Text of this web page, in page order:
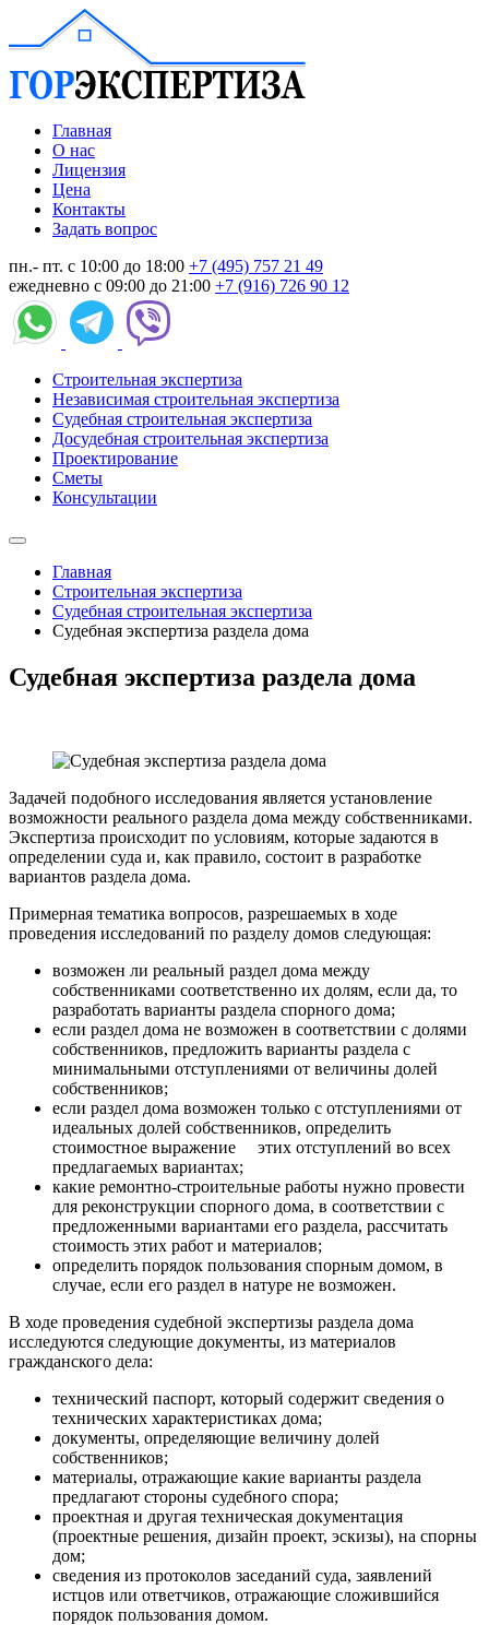
Главная
О нас
Лицензия
Цена
Контакты
Задать вопрос
пн.- пт. с 10:00 до 18:00 +7 (495) 757 21 49
ежедневно с 09:00 до 21:00 +7 (916) 726 90 12
Строительная экспертиза
Независимая строительная экспертиза
Судебная строительная экспертиза
Досудебная строительная экспертиза
Проектирование
Сметы
Консультации
Главная
Строительная экспертиза
Судебная строительная экспертиза
Судебная экспертиза раздела дома
Судебная экспертиза раздела дома
Задачей подобного исследования является установление
возможности реального раздела дома между собственниками.
Экспертиза происходит по условиям, которые задаются в
определении суда и, как правило, состоит в разработке
вариантов раздела дома.
Примерная тематика вопросов, разрешаемых в ходе
проведения исследований по разделу домов следующая:
возможен ли реальный раздел дома между
собственниками соответственно их долям, если да, то
разработать варианты раздела спорного дома;
если раздел дома не возможен в соответствии с долями
собственников, предложить варианты раздела с
минимальными отступлениями от величины долей
собственников;
если раздел дома возможен только с отступлениями от
идеальных долей собственников, определить
стоимостное выражение этих отступлений во всех
предлагаемых вариантах;
какие ремонтно-строительные работы нужно провести
для реконструкции спорного дома, в соответствии с
предложенными вариантами его раздела, рассчитать
стоимость этих работ и материалов;
определить порядок пользования спорным домом, в
случае, если его раздел в натуре не возможен.
В ходе проведения судебной экспертизы раздела дома
исследуются следующие документы, из материалов
гражданского дела:
технический паспорт, который содержит сведения о
технических характеристиках дома;
документы, определяющие величину долей
собственников;
материалы, отражающие какие варианты раздела
предлагают стороны судебного спора;
проектная и другая техническая документация
(проектные решения, дизайн проект, эскизы), на спорны
дом;
сведения из протоколов заседаний суда, заявлений
истцов или ответчиков, отражающие сложившийся
порядок пользования домом.